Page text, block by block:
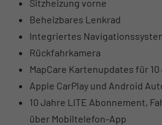
Sitzheizung vorne
Beheizbares Lenkrad
Integriertes
Rückfahrkamera
MapCare Kartenupdates für
Apple CarPlay und Android
10 Jahre LITE Abonnement,
über Mobiltelefon-App